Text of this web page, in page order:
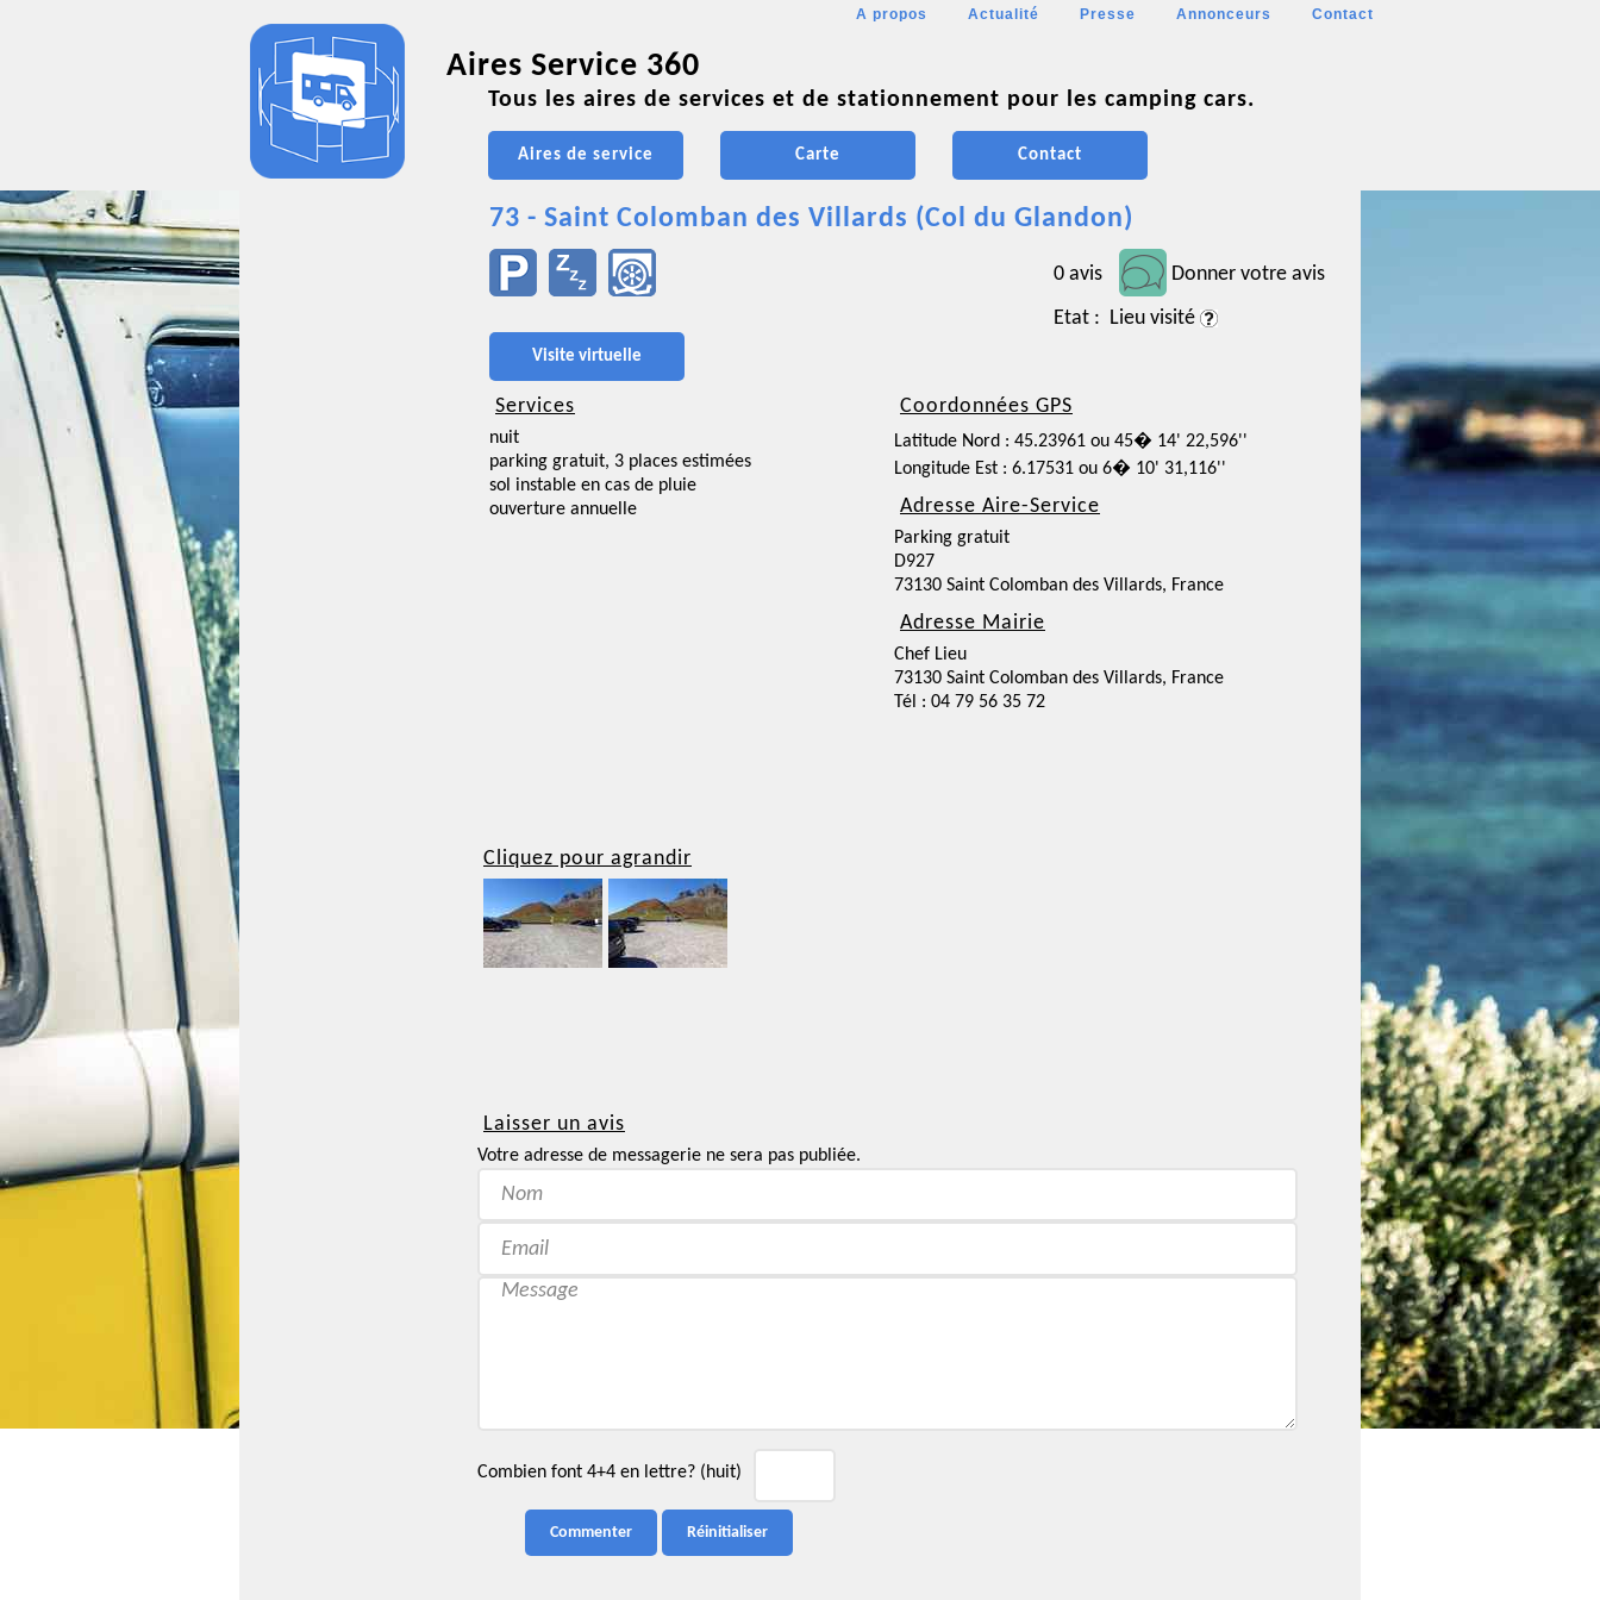
A propos Actualité Presse Annonceurs Contact
Aires Service 360
Tous les aires de services et de stationnement pour les camping cars.
Aires de service Carte Contact
73 - Saint Colomban des Villards (Col du Glandon)
0 avis
Donner votre avis
Etat : Lieu visité
Visite virtuelle
Services
nuit
parking gratuit, 3 places estimées
sol instable en cas de pluie
ouverture annuelle
Coordonnées GPS
Latitude Nord : 45.23961 ou 45� 14' 22,596''
Longitude Est : 6.17531 ou 6� 10' 31,116''
Adresse Aire-Service
Parking gratuit
D927
73130 Saint Colomban des Villards, France
Adresse Mairie
Chef Lieu
73130 Saint Colomban des Villards, France
Tél : 04 79 56 35 72
Cliquez pour agrandir
Laisser un avis
Votre adresse de messagerie ne sera pas publiée.
Combien font 4+4 en lettre? (huit)